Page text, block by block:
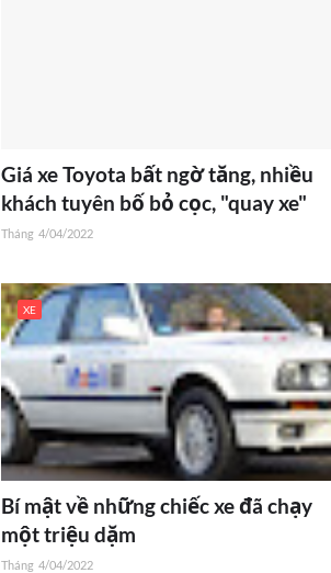
Giá xe Toyota bất ngờ tăng, nhiều
khách tuyên bố bỏ cọc, "quay xe"
Tháng 4/04/2022
XE
Bí mật về những chiếc xe đã chạy
một triệu dặm
Tháng 4/04/2022